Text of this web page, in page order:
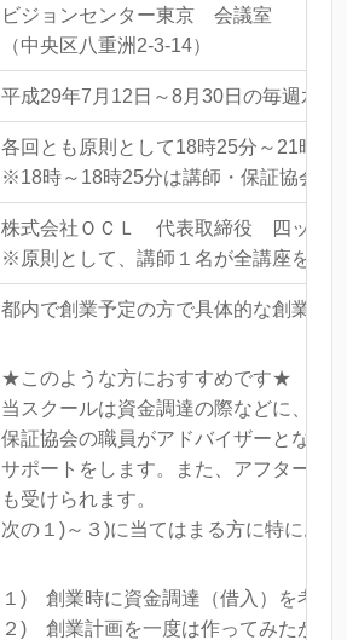
ビジョンセンター東京 会議室
（中央区八重洲2-3-14）
平成29年7月12日～8月30日の毎週水曜
各回とも原則として18時25分～21時00
※18時～18時25分は講師・保証協会職
株式会社ＯＣＬ 代表取締役 四ッ柳
※原則として、講師１名が全講座を通
都内で創業予定の方で具体的な創業プ
★このような方におすすめです★
当スクールは資金調達の際などに、人
保証協会の職員がアドバイザーとなっ
サポートをします。また、アフターフ
も受けられます。
次の１)～３)に当てはまる方に特にお
１) 創業時に資金調達（借入）を考え
２) 創業計画を一度は作ってみたが、